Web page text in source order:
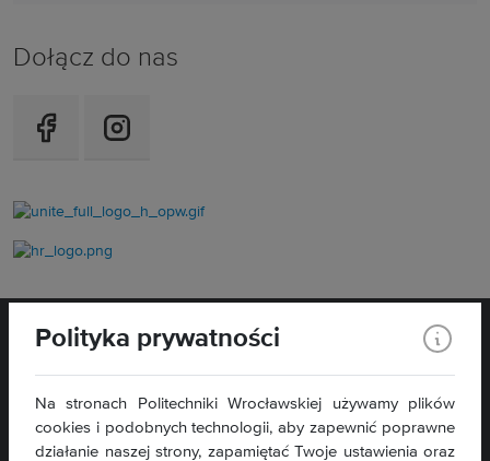
Dołącz do nas
Polityka prywatności
Na stronach Politechniki Wrocławskiej używamy plików
cookies i podobnych technologii, aby zapewnić poprawne
działanie naszej strony, zapamiętać Twoje ustawienia oraz